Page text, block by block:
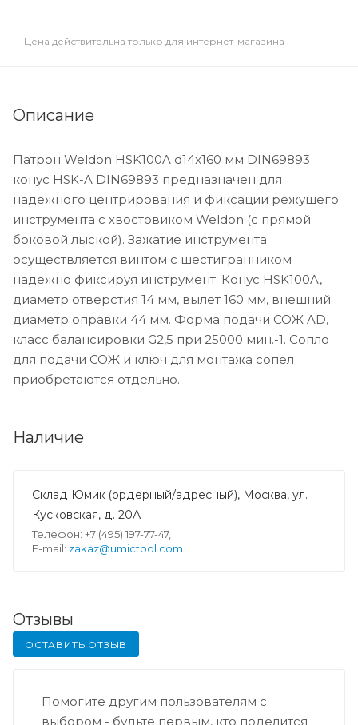
Цена действительна только для интернет-магазина
Описание
Патрон Weldon HSK100A d14x160 мм DIN69893
конус HSK-A DIN69893 предназначен для
надежного центрирования и фиксации режущего
инструмента с хвостовиком Weldon (с прямой
боковой лыской). Зажатие инструмента
осуществляется винтом с шестигранником
надежно фиксируя инструмент. Конус HSK100A,
диаметр отверстия 14 мм, вылет 160 мм, внешний
диаметр оправки 44 мм. Форма подачи СОЖ AD,
класс балансировки G2,5 при 25000 мин.-1. Сопло
для подачи СОЖ и ключ для монтажа сопел
приобретаются отдельно.
Наличие
Склад Юмик (ордерный/адресный), Москва, ул.
Кусковская, д. 20А
Телефон: +7 (495) 197-77-47,
E-mail: zakaz@umictool.com
Отзывы
ОСТАВИТЬ ОТЗЫВ
Помогите другим пользователям с
выбором - будьте первым, кто поделится